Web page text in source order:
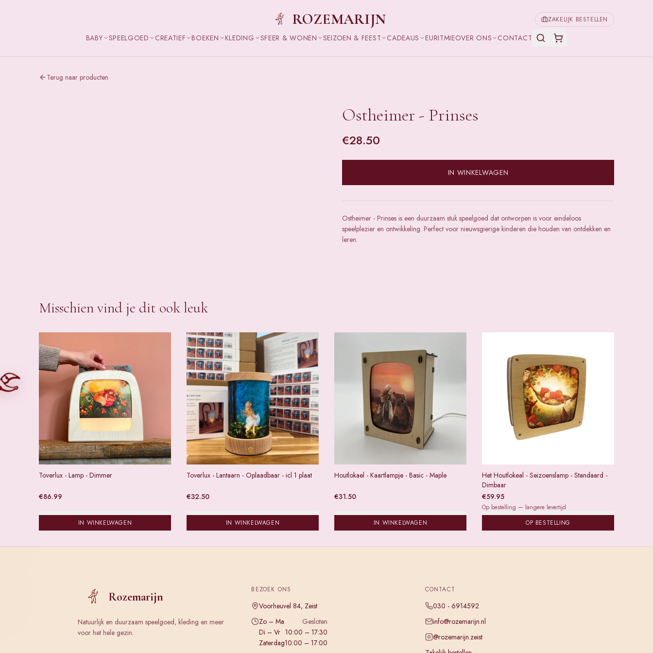
ROZEMARIJN ZAKELIJK BESTELLEN
BABY SPEELGOED CREATIEF BOEKEN KLEDING SFEER & WONEN SEIZOEN & FEEST CADEAUS EURITMIEOVER ONS CONTACT
Terug naar producten
Ostheimer - Prinses
€28.50
IN WINKELWAGEN
Ostheimer - Prinses is een duurzaam stuk speelgoed dat ontworpen is voor eindeloos
speelplezier en ontwikkeling. Perfect voor nieuwsgierige kinderen die houden van ontdekken en
leren.
Misschien vind je dit ook leuk
Toverlux - Lamp - Dimmer
€86.99
IN WINKELWAGEN
Toverlux - Lantaarn - Oplaadbaar - icl 1 plaat
€32.50
IN WINKELWAGEN
Houtlokael - Kaartlampje - Basic - Maple
€31.50
IN WINKELWAGEN
Het Houtlokeal - Seizoenslamp - Standaard -
Dimbaar
€59.95
Op bestelling — langere levertijd
OP BESTELLING
Rozemarijn
Natuurlijk en duurzaam speelgoed, kleding en meer
voor het hele gezin.
BEZOEK ONS
Voorheuvel 84, Zeist
Zo – Ma
Gesloten
Di – Vr 10:00 – 17:30
Zaterdag10:00 – 17:00
CONTACT
030 - 6914592
info@rozemarijn.nl
@rozemarijn.zeist